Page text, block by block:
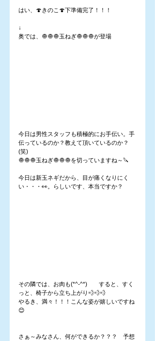
はい、🍄きのこ🍄下準備完了！！！
↓
奥では、🧅🧅🧅玉ねぎ🧅🧅🧅が登場
今日は男性スタッフも積極的にお手伝い。手
伝っているのか？教えて頂いているのか？
(笑)
🧅🧅🧅玉ねぎ🧅🧅🧅を切っていますね～🔪
今日は新玉ネギだから、目が痛くなりにく
い・・・👀。らしいです、本当ですか？
その隣では、お肉も(*^-^*)　　すると、すく
っと、椅子から立ち上がり💨💨💨
やるき、満々！！！こんな姿が嬉しいですね
😊
さぁ～みなさん、何ができるか？？？　予想